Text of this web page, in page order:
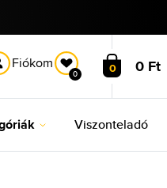
Fiókom
0 0 0 Ft
Viszonteladó